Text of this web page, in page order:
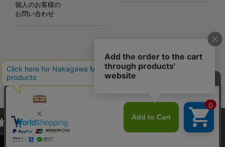
個人のお客様の
お問い合わせ
Copyright©2000
Nakagawa Masashichi Shoten All Rights Reserved.
当サイトでは、当サイト内における閲覧履歴・属性情報などの取得およ
び利便性向上のためにクッキー（Cookie）を使用いたします。詳細に
関しては「プライバシーポリシー